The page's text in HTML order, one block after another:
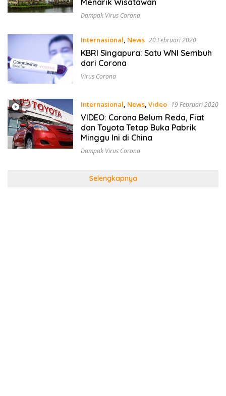
Dampak Virus Corona
Internasional, News 20 Februari 2020
KBRI Singapura: Satu WNI Sembuh
dari Corona
Virus Corona
Internasional, News, Video 19 Februari 2020
VIDEO: Corona Belum Reda, Fiat
dan Toyota Tetap Buka Pabrik
Minggu Ini di China
Dampak Virus Corona
Selengkapnya